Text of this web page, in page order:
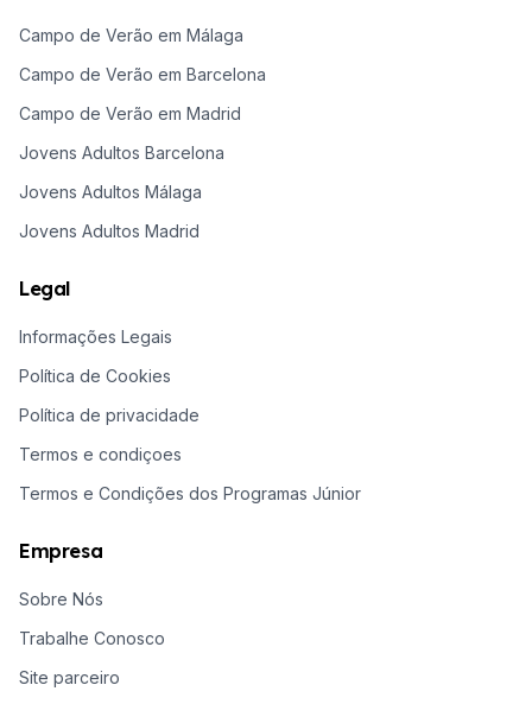
Campo de Verão em Málaga
Campo de Verão em Barcelona
Campo de Verão em Madrid
Jovens Adultos Barcelona
Jovens Adultos Málaga
Jovens Adultos Madrid
Legal
Informações Legais
Política de Cookies
Política de privacidade
Termos e condiçoes
Termos e Condições dos Programas Júnior
Empresa
Sobre Nós
Trabalhe Conosco
Site parceiro